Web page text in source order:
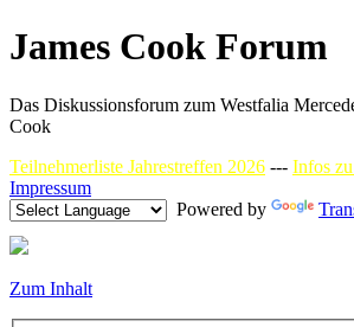
James Cook Forum
Das Diskussionsforum zum Westfalia
Cook
Teilnehmerliste Jahrestreffen 2026 --- Infos
Impressum
Powered by
Zum Inhalt